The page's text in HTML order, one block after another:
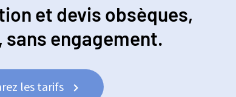
et devis obsèques,
engagement.
les tarifs